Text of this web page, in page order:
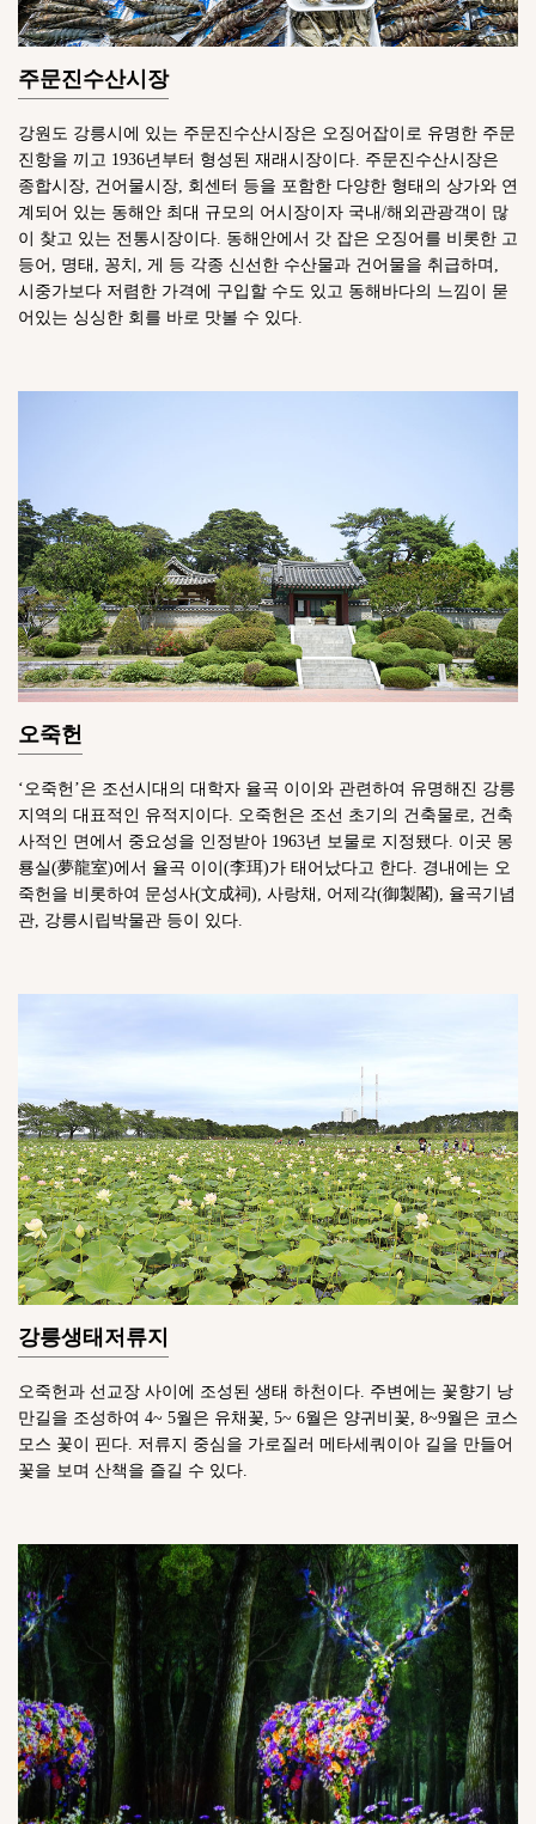
주문진수산시장
강원도 강릉시에 있는 주문진수산시장은 오징어잡이로 유명한 주문
진항을 끼고 1936년부터 형성된 재래시장이다. 주문진수산시장은
종합시장, 건어물시장, 회센터 등을 포함한 다양한 형태의 상가와 연
계되어 있는 동해안 최대 규모의 어시장이자 국내/해외관광객이 많
이 찾고 있는 전통시장이다. 동해안에서 갓 잡은 오징어를 비롯한 고
등어, 명태, 꽁치, 게 등 각종 신선한 수산물과 건어물을 취급하며,
시중가보다 저렴한 가격에 구입할 수도 있고 동해바다의 느낌이 묻
어있는 싱싱한 회를 바로 맛볼 수 있다.
오죽헌
‘오죽헌’은 조선시대의 대학자 율곡 이이와 관련하여 유명해진 강릉
지역의 대표적인 유적지이다. 오죽헌은 조선 초기의 건축물로, 건축
사적인 면에서 중요성을 인정받아 1963년 보물로 지정됐다. 이곳 몽
룡실(夢龍室)에서 율곡 이이(李珥)가 태어났다고 한다. 경내에는 오
죽헌을 비롯하여 문성사(文成祠), 사랑채, 어제각(御製閣), 율곡기념
관, 강릉시립박물관 등이 있다.
강릉생태저류지
오죽헌과 선교장 사이에 조성된 생태 하천이다. 주변에는 꽃향기 낭
만길을 조성하여 4~ 5월은 유채꽃, 5~ 6월은 양귀비꽃, 8~9월은 코스
모스 꽃이 핀다. 저류지 중심을 가로질러 메타세쿼이아 길을 만들어
꽃을 보며 산책을 즐길 수 있다.